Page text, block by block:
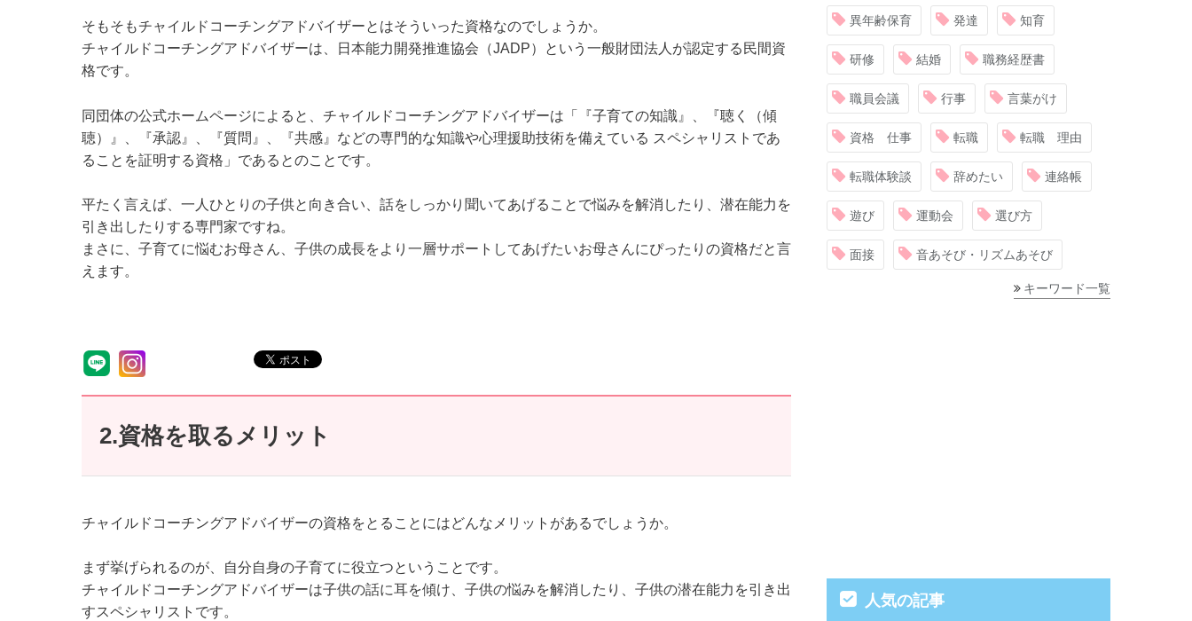
そもそもチャイルドコーチングアドバイザーとはそういった資格なのでしょうか。
チャイルドコーチングアドバイザーは、日本能力開発推進協会（JADP）という一般財団法人が認定する民間資
格です。
同団体の公式ホームページによると、チャイルドコーチングアドバイザーは「『子育ての知識』、『聴く（傾
聴）』、『承認』、『質問』、『共感』などの専門的な知識や心理援助技術を備えている スペシャリストであ
ることを証明する資格」であるとのことです。
平たく言えば、一人ひとりの子供と向き合い、話をしっかり聞いてあげることで悩みを解消したり、潜在能力を
引き出したりする専門家ですね。
まさに、子育てに悩むお母さん、子供の成長をより一層サポートしてあげたいお母さんにぴったりの資格だと言
えます。
2.資格を取るメリット
チャイルドコーチングアドバイザーの資格をとることにはどんなメリットがあるでしょうか。
まず挙げられるのが、自分自身の子育てに役立つということです。
チャイルドコーチングアドバイザーは子供の話に耳を傾け、子供の悩みを解消したり、子供の潜在能力を引き出
すスペシャリストです。
異年齢保育 発達 知育
研修 結婚 職務経歴書
職員会議 行事 言葉がけ
資格 仕事 転職 転職 理由
転職体験談 辞めたい 連絡帳
遊び 運動会 選び方
面接 音あそび・リズムあそび
キーワード一覧
人気の記事